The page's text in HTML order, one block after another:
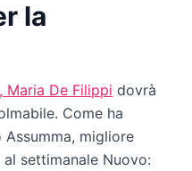
la
De Filippi dovrà
Come ha
migliore
settimanale Nuovo: